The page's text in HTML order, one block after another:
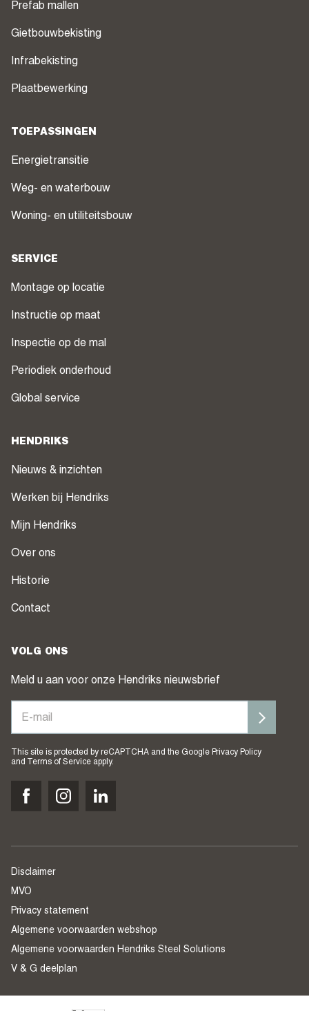
Prefab mallen
Gietbouwbekisting
Infrabekisting
Plaatbewerking
TOEPASSINGEN
Energietransitie
Weg- en waterbouw
Woning- en utiliteitsbouw
SERVICE
Montage op locatie
Instructie op maat
Inspectie op de mal
Periodiek onderhoud
Global service
HENDRIKS
Nieuws & inzichten
Werken bij Hendriks
Mijn Hendriks
Over ons
Historie
Contact
VOLG ONS
Meld u aan voor onze Hendriks nieuwsbrief
This site is protected by reCAPTCHA and the Google Privacy Policy
and
Terms of Service apply.
Disclaimer
MVO
Privacy statement
Algemene voorwaarden webshop
Algemene voorwaarden Hendriks Steel Solutions
V & G deelplan